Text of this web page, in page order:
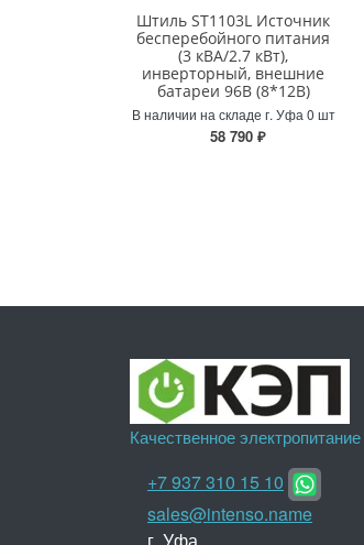
Штиль ST1103L Источник
бесперебойного питания
(3 кВА/2.7 кВт),
инверторный, внешние
батареи 96В (8*12В)
В наличии на складе г. Уфа 0 шт
58 790 ₽
Качественное электропитание
+7 937 310 15 10
sales@intenso.name